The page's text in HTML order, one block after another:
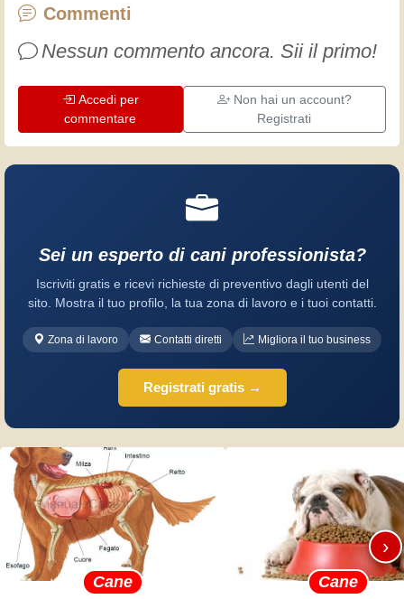
è una occasione per migliorare. Buon
Commenti
Nessun commento ancora. Sii il primo!
Accedi per
commentare
Non hai un account?
Registrati
Sei un esperto di cani professionista?
Iscriviti gratis e ricevi richieste di preventivo dagli utenti del
sito. Mostra il tuo profilo, la tua zona di lavoro e i tuoi contatti.
Zona di lavoro Contatti diretti Migliora il tuo business
Registrati gratis →
Cane Cane
›